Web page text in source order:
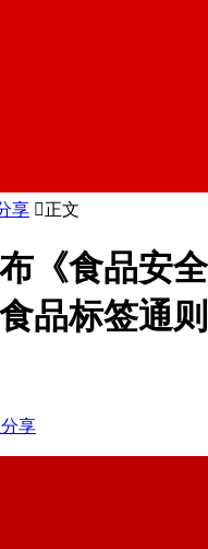
享 正文
《食品安
品标签通
享